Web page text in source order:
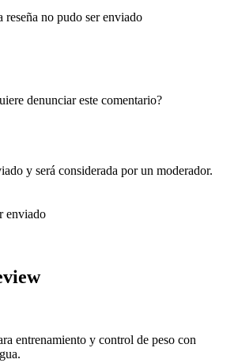
reseña no pudo ser enviado
denunciar este comentario?
y será considerada por un moderador.
enviado